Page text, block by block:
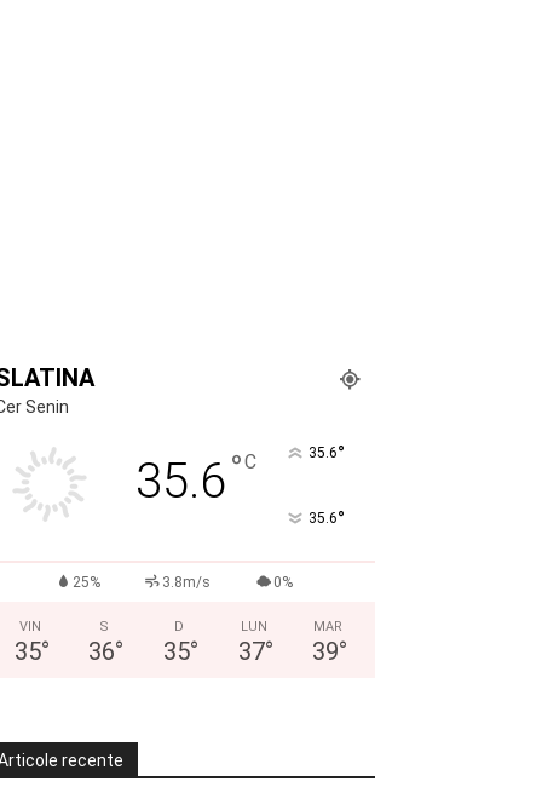
Senin
35.6°C 35.6°
35.6°
25% 3.8m/s 0%
VIN
35°
S
36°
D
35°
LUN
37°
MAR
39°
recente